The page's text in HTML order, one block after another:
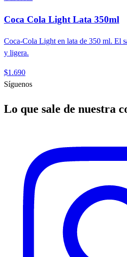
Coca Cola Light Lata 350ml
Coca-Cola Light en lata de 350 ml. El
y ligera.
$1.690
Síguenos
Lo que sale de nuestra